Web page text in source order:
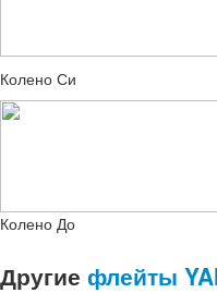
Колено Си
Колено До
Другие флейты